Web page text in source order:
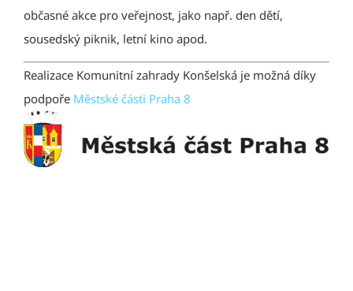
občasné akce pro veřejnost, jako např. den dětí,
sousedský piknik, letní kino apod.
Realizace Komunitní zahrady Konšelská je možná díky
podpoře Městské části Praha 8